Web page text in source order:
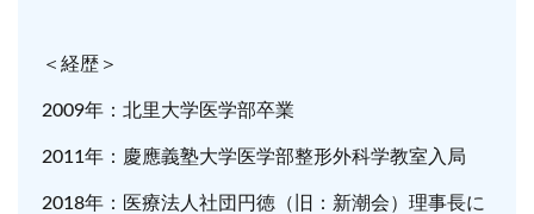
＜経歴＞
2009年：北里大学医学部卒業
2011年：慶應義塾大学医学部整形外科学教室入局
2018年：医療法人社団円徳（旧：新潮会）理事長に